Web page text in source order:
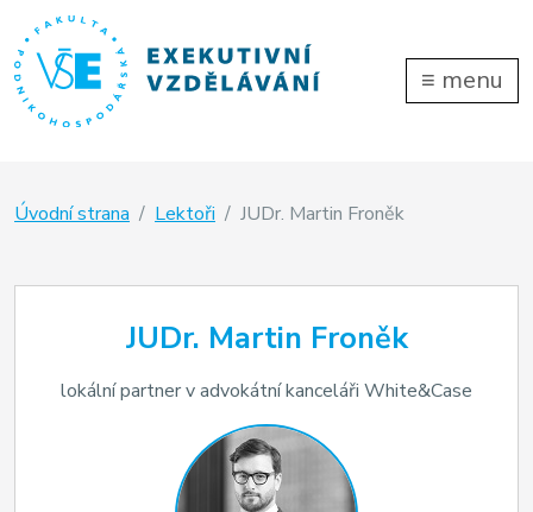
≡ menu
Úvodní strana Lektoři JUDr. Martin Froněk
JUDr. Martin Froněk
lokální partner v advokátní kanceláři White&Case